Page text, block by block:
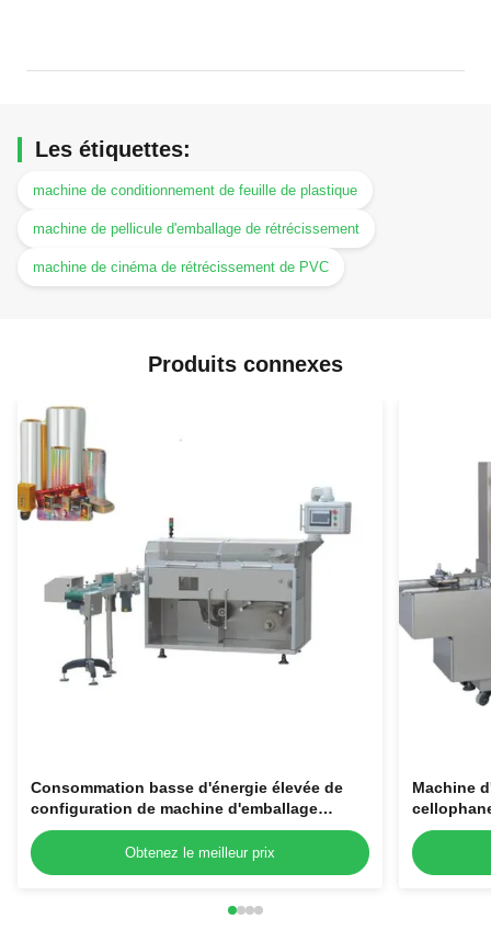
Les étiquettes:
machine de conditionnement de feuille de plastique
machine de pellicule d'emballage de rétrécissement
machine de cinéma de rétrécissement de PVC
Produits connexes
Consommation basse d'énergie élevée de
configuration de machine d'emballage
d'entreprise de petite case
Obtenez le meilleur prix
Machine